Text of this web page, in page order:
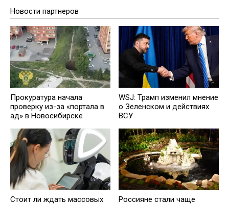
Новости партнеров
Прокуратура начала
проверку из-за «портала в
ад» в Новосибирске
WSJ: Трамп изменил мнение
о Зеленском и действиях
ВСУ
Стоит ли ждать массовых
Россияне стали чаще